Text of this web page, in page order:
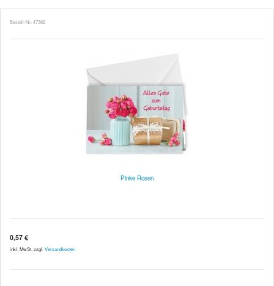
Bestell-Nr. 47382
Pinke Rosen
0,57 €
inkl. MwSt. zzgl. Versandkosten